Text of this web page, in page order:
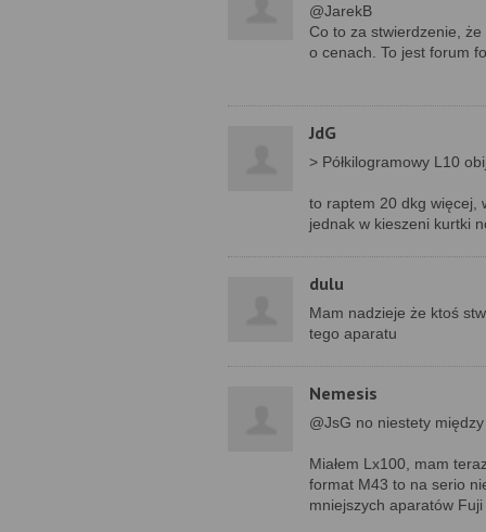
@JarekB
Co to za stwierdzenie,
o cenach. To jest forum
JdG
> Półkilogramowy L10
to raptem 20 dkg więcej,
jednak w kieszeni kurtki
dulu
Mam nadzieje że ktoś
tego aparatu
Nemesis
@JsG no niestety
Miałem Lx100, mam
format M43 to na serio
mniejszych aparatów